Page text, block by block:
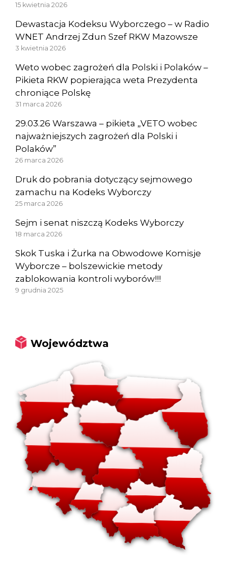
15 kwietnia 2026
Dewastacja Kodeksu Wyborczego – w Radio
WNET Andrzej Zdun Szef RKW Mazowsze
3 kwietnia 2026
Weto wobec zagrożeń dla Polski i Polaków –
Pikieta RKW popierająca weta Prezydenta
chroniące Polskę
31 marca 2026
29.03.26 Warszawa – pikieta „VETO wobec
najważniejszych zagrożeń dla Polski i
Polaków”
26 marca 2026
Druk do pobrania dotyczący sejmowego
zamachu na Kodeks Wyborczy
25 marca 2026
Sejm i senat niszczą Kodeks Wyborczy
18 marca 2026
Skok Tuska i Żurka na Obwodowe Komisje
Wyborcze – bolszewickie metody
zablokowania kontroli wyborów!!!
9 grudnia 2025
Województwa